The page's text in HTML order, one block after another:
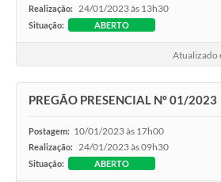
Realização: 24/01/2023 às 13h30
Situação: ABERTO
Atualizado
PREGÃO PRESENCIAL Nº 01/2023
Postagem: 10/01/2023 às 17h00
Realização: 24/01/2023 às 09h30
Situação: ABERTO